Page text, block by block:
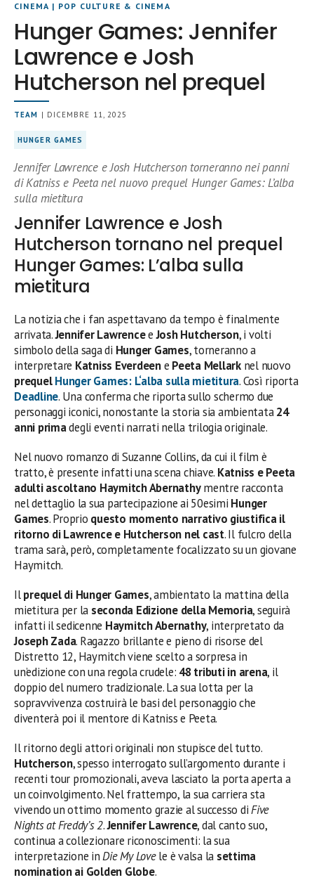
CINEMA | POP CULTURE & CINEMA
Hunger Games: Jennifer
Lawrence e Josh
Hutcherson nel prequel
TEAM | DICEMBRE 11, 2025
HUNGER GAMES
Jennifer Lawrence e Josh Hutcherson torneranno nei panni
di Katniss e Peeta nel nuovo prequel Hunger Games: L’alba
sulla mietitura
Jennifer Lawrence e Josh
Hutcherson tornano nel prequel
Hunger Games: L’alba sulla
mietitura
La notizia che i fan aspettavano da tempo è finalmente
arrivata.Jennifer LawrenceeJosh Hutcherson, i volti
simbolo della saga di Hunger Games, torneranno a
interpretare Katniss Everdeene Peeta Mellarknel nuovo
prequel Hunger Games: L‘alba sulla mietitura. Così riporta
Deadline. Una conferma che riporta sullo schermo due
personaggi iconici, nonostante la storia sia ambientata24
anni primadegli eventi narrati nella trilogia originale.
Nel nuovo romanzo di Suzanne Collins, da cui il film è
tratto, è presente infatti una scena chiave. Katniss e Peeta
adulti ascoltano Haymitch Abernathymentre racconta
nel dettaglio la sua partecipazione ai 50esimi Hunger
Games. Proprio questo momento narrativo giustifica il
ritorno di Lawrence e Hutcherson nel cast. Il fulcro della
trama sarà, però, completamente focalizzato su un giovane
Haymitch.
Ilprequel di Hunger Games, ambientato la mattina della
mietitura per la seconda Edizione della Memoria, seguirà
infatti il sedicenne Haymitch Abernathy, interpretato da
Joseph Zada. Ragazzo brillante e pieno di risorse del
Distretto 12, Haymitch viene scelto a sorpresa in
un’edizione con una regola crudele: 48 tributi in arena, il
doppio del numero tradizionale. La sua lotta per la
sopravvivenza costruirà le basi del personaggio che
diventerà poi il mentore di Katniss e Peeta.
Il ritorno degli attori originali non stupisce del tutto.
Hutcherson, spesso interrogato sull’argomento durante i
recenti tour promozionali, aveva lasciato la porta aperta a
un coinvolgimento. Nel frattempo, la sua carriera sta
vivendo un ottimo momento grazie al successo diFive
Nights at Freddy’s 2.Jennifer Lawrence, dal canto suo,
continua a collezionare riconoscimenti: la sua
interpretazione inDie My Lovele è valsa la settima
nomination ai Golden Globe.